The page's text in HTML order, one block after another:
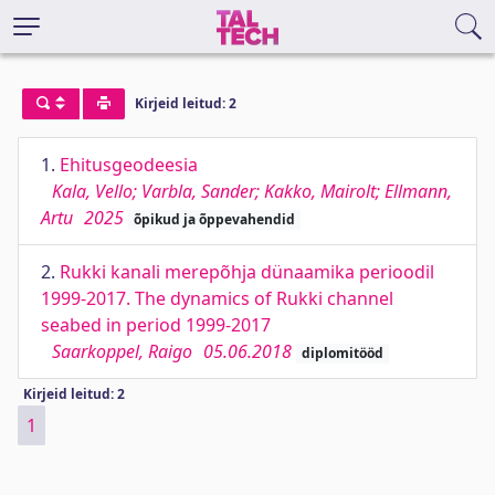
Kirjeid leitud: 2
1. Ehitusgeodeesia
Kala, Vello; Varbla, Sander; Kakko, Mairolt; Ellmann,
Artu 2025 õpikud ja õppevahendid
2. Rukki kanali merepõhja dünaamika perioodil
1999-2017. The dynamics of Rukki channel
seabed in period 1999-2017
Saarkoppel, Raigo 05.06.2018 diplomitööd
Kirjeid leitud: 2
1